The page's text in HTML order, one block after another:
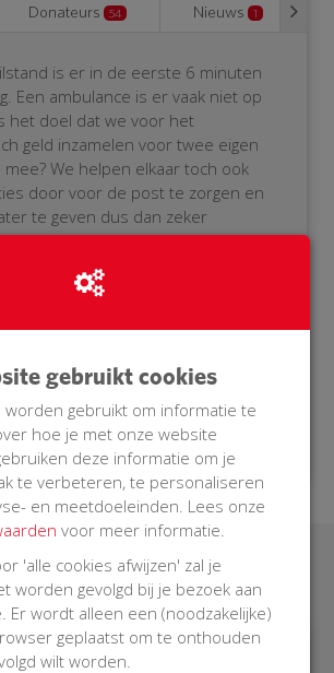
Donateurs 54 Nieuws 1
is er in de eerste 6 minuten
Een ambulance is er vaak niet op
het doel dat we voor het
geld inzamelen voor twee eigen
mee? We helpen elkaar toch ook
door voor de post te zorgen en
te geven dus dan zeker
hartstlistand.
onze BuurtAED!
de tweede AED. Wacht niet te
bedrag bijeen te krijgen.
Laatste donaties
gebruikt cookies
worden gebruikt om informatie te
hoe je met onze website
deze informatie om je
te verbeteren, te personaliseren
en meetdoeleinden. Lees onze
voor meer informatie.
'alle cookies afwijzen' zal je
worden gevolgd bij je bezoek aan
Er wordt alleen een (noodzakelijke)
geplaatst om te onthouden
wilt worden.